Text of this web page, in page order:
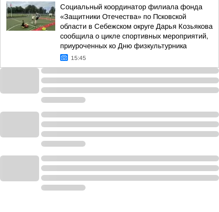
Социальный координатор филиала фонда
«Защитники Отечества» по Псковской
области в Себежском округе Дарья Козьякова
сообщила о цикле спортивных мероприятий,
приуроченных ко Дню физкультурника
15:45